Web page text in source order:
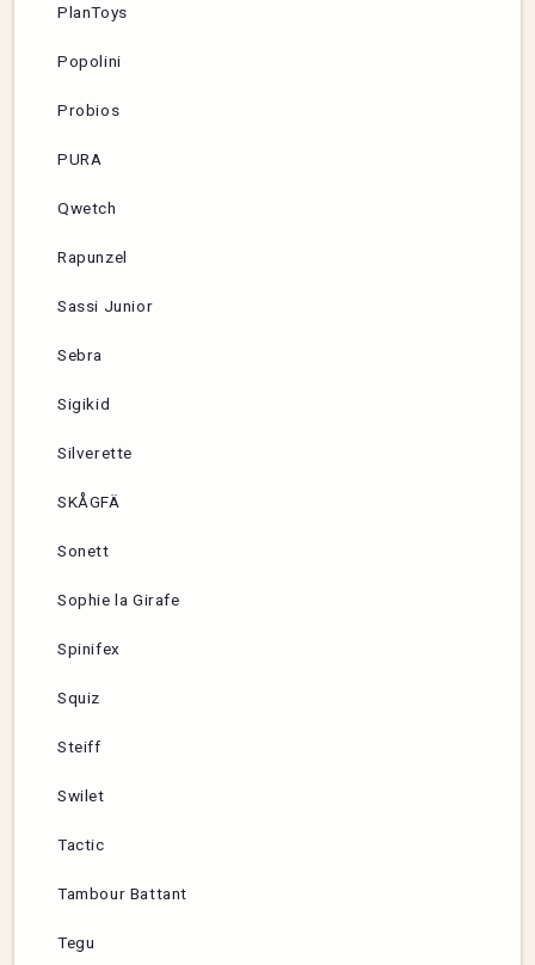
PlanToys
Popolini
Probios
PURA
Qwetch
Rapunzel
Sassi Junior
Sebra
Sigikid
Silverette
SKÅGFÄ
Sonett
Sophie la Girafe
Spinifex
Squiz
Steiff
Swilet
Tactic
Tambour Battant
Tegu